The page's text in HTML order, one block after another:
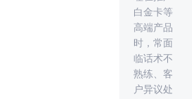
白金卡等
高端产品
时，常面
临话术不
熟练、客
户异议处